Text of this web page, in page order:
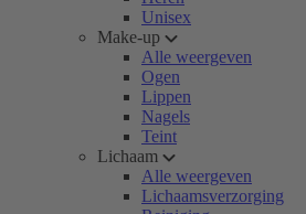
Unisex
Make-up
Alle weergeven
Ogen
Lippen
Nagels
Teint
Lichaam
Alle weergeven
Lichaamsverzorging